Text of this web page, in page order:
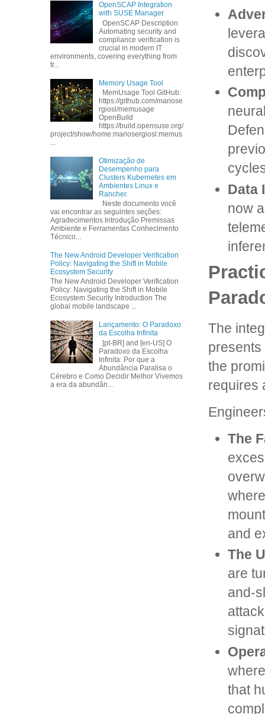
Data
now
The
the
requires
The
and
The
are
and-
that
OpenSCAP Integration
with SUSE Manager
OpenSCAP Description
Automating security and
compliance verification is
crucial in modern IT
environments, covering everything from
tr...
Memory Usage Tool
MemUsage Tool GitHub:
https://github.com/mariose
rgiosl/memusage
OpenBuild
https://build.opensuse.org/
project/show/home:mariosergiosl:memus
...
Otimização de
Desempenho para
Clusters Kubernetes em
Ambientes Linux e
Rancher.
Neste documento você
vai encontrar as seguintes seções:
Agradecimentos Introdução Premissas
Ambiente e Ferramentas Conhecimento
Técnico...
The New Android Developer Verification
Policy: Navigating the Shift in Mobile
Ecosystem Security
The New Android Developer Verification
Policy: Navigating the Shift in Mobile
Ecosystem Security Introduction The
global mobile landscape ...
Lançamento: O Paradoxo
da Escolha Infinita
[pt-BR] and [en-US] O
Paradoxo da Escolha
Infinita: Por que a
Abundância Paralisa o
Cérebro e Como Decidir Melhor Vivemos
a era da abundân...